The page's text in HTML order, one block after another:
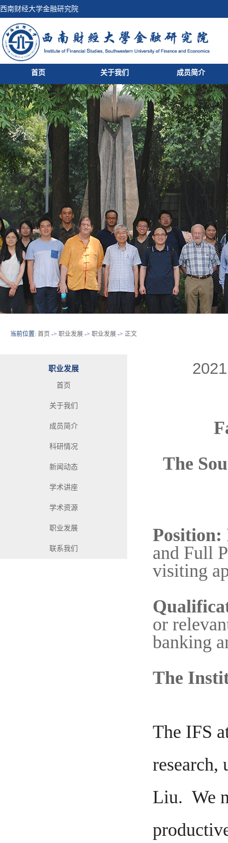
西南财经大学金融研究院
首页 关于我们 成员简介
当前位置: 首页 -> 职业发展 -> 职业发展 -> 正文
职业发展
首页
关于我们
成员简介
科研情况
新闻动态
学术讲座
学术资源
职业发展
联系我们
The
Position:
and Full
visiting
or
banking
The
The IFS
research,
Liu. We